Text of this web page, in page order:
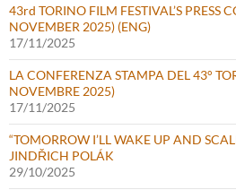
43rd TORINO FILM FESTIVAL’S PRESS
NOVEMBER 2025) (ENG)
17/11/2025
LA CONFERENZA STAMPA DEL 43°
NOVEMBRE 2025)
17/11/2025
“TOMORROW I’LL WAKE UP AND
JINDŘICH POLÁK
29/10/2025